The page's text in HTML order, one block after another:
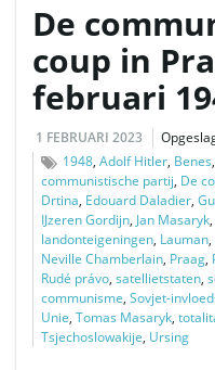
De
coup in
februari
1 FEBRUARI 2023
1948, Adolf Hitler, Benes,
communistische partij, De
Drtina, Edouard Daladier,
IJzeren Gordijn, Jan Masaryk,
landonteigeningen, Lauman,
Neville Chamberlain, Praag,
Rudé právo, satellietstaten,
communisme, Sovjet-
Unie, Tomas Masaryk,
Tsjechoslowakije, Ursing